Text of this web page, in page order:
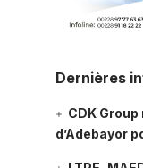
Dernières
CDK
d’Adebayor